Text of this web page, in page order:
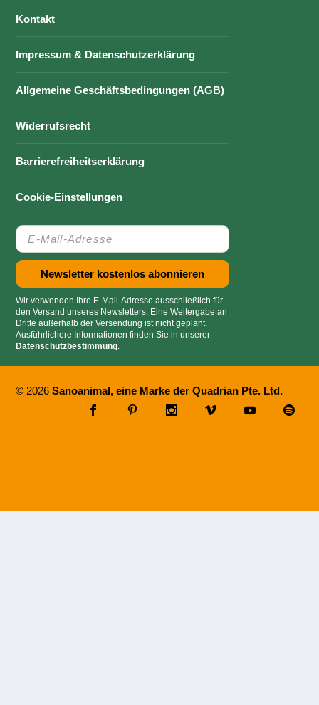
Kontakt
Impressum & Datenschutzerklärung
Allgemeine Geschäftsbedingungen (AGB)
Widerrufsrecht
Barrierefreiheitserklärung
Cookie-Einstellungen
Wir verwenden Ihre E-Mail-Adresse ausschließlich für
den Versand unseres Newsletters. Eine Weitergabe an
Dritte außerhalb der Versendung ist nicht geplant.
Ausführlichere Informationen finden Sie in unserer
Datenschutzbestimmung.
© 2026Sanoanimal, eine Marke der Quadrian Pte. Ltd.